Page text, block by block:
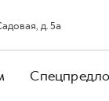
д. 5а